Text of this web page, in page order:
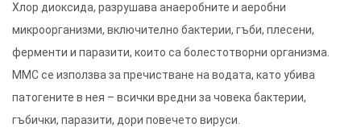
Хлор диоксида, разрушава анаеробните и аеробни
микроорганизми, включително бактерии, гъби, плесени,
ферменти и паразити, които са болестотворни организма.
ММС се използва за пречистване на водата, като убива
патогените в нея – всички вредни за човека бактерии,
гъбички, паразити, дори повечето вируси.